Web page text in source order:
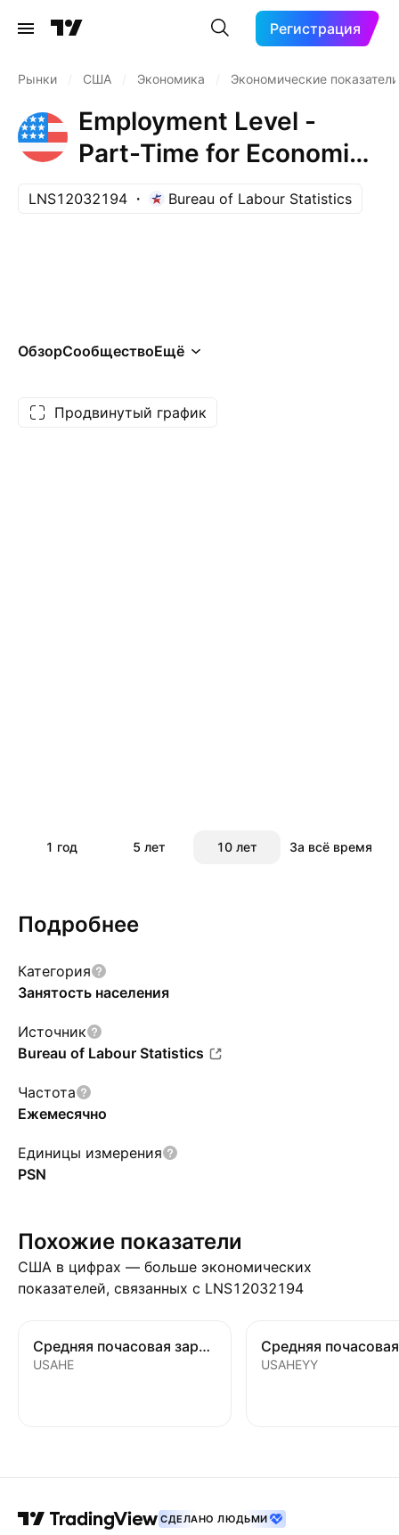
Регистрация
Рынки США Экономика Экономические
Employment Level -
Part-Time for Economic
Reasons, All Industries
LNS12032194 Bureau of Labour Statistics
ОбзорСообществоЕщё
Продвинутый график
1 год 5 лет 10 лет За всё время
Подробнее
Категория
Занятость населения
Источник
Bureau of Labour Statistics
Частота
Ежемесячно
Единицы измерения
PSN
Похожие показатели
США в цифрах — больше экономических
показателей, связанных с LNS12032194
Средняя почасовая заработная плата
USAHE USAHEYY
СДЕЛАНО ЛЮДЬМИ